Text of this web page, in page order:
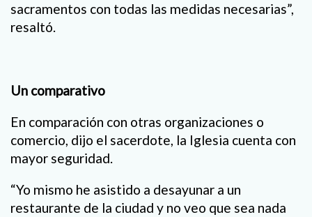
sacramentos con todas las medidas necesarias”,
resaltó.
Un comparativo
En comparación con otras organizaciones o
comercio, dijo el sacerdote, la Iglesia cuenta con
mayor seguridad.
“Yo mismo he asistido a desayunar a un
restaurante de la ciudad y no veo que sea nada